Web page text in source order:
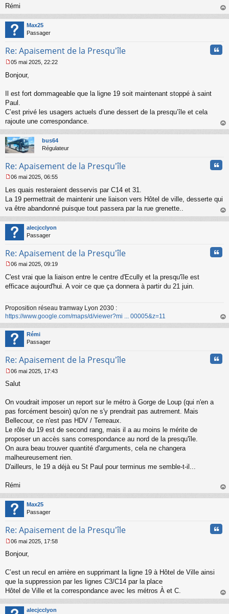
n
u
Rémi
au
Max25
Passager
Re: Apaisement de la Presqu'île
e
g
e
n
o
n
l
u
05 mai 2025, 22:22
Bonjour,
Il est fort dommageable que la ligne 19 soit maintenant stoppé à saint
Paul.
C’est privé les usagers actuels d’une dessert de la presqu’île et cela
rajoute une correspondance.
au
bus64
Régulateur
Re: Apaisement de la Presqu'île
e
s
g
e
n
n
u
06 mai 2025, 06:55
Les quais resteraient desservis par C14 et 31.
La 19 permettrait de maintenir une liaison vers Hôtel de ville, desserte qui
va être abandonné puisque tout passera par la rue grenette..
au
alecjcclyon
Passager
Re: Apaisement de la Presqu'île
e
s
g
e
n
o
n
l
06 mai 2025, 09:19
C'est vrai que la liaison entre le centre d'Ecully et la presqu'île est
efficace aujourd'hui. A voir ce que ça donnera à partir du 21 juin.
Proposition réseau tramway Lyon 2030 :
https://www.google.com/maps/d/viewer?mi ... 00005&z=11
au
Rémi
Passager
Re: Apaisement de la Presqu'île
e
s
g
e
n
o
n
u
06 mai 2025, 17:43
Salut
On voudrait imposer un report sur le métro à Gorge de Loup (qui n'en a
pas forcément besoin) qu'on ne s'y prendrait pas autrement. Mais
Bellecour, ce n'est pas HDV / Terreaux.
Le rôle du 19 est de second rang, mais il a au moins le mérite de
proposer un accès sans correspondance au nord de la presqu'île.
On aura beau trouver quantité d'arguments, cela ne changera
malheureusement rien.
D'ailleurs, le 19 a déjà eu St Paul pour terminus me semble-t-il...
Rémi
au
Max25
Passager
Re: Apaisement de la Presqu'île
e
s
g
e
n
o
06 mai 2025, 17:58
Bonjour,
C’est un recul en arrière en supprimant la ligne 19 à Hôtel de Ville ainsi
que la suppression par les lignes C3/C14 par la place
Hôtel de Ville et la correspondance avec les métros À et C.
au
alecjcclyon